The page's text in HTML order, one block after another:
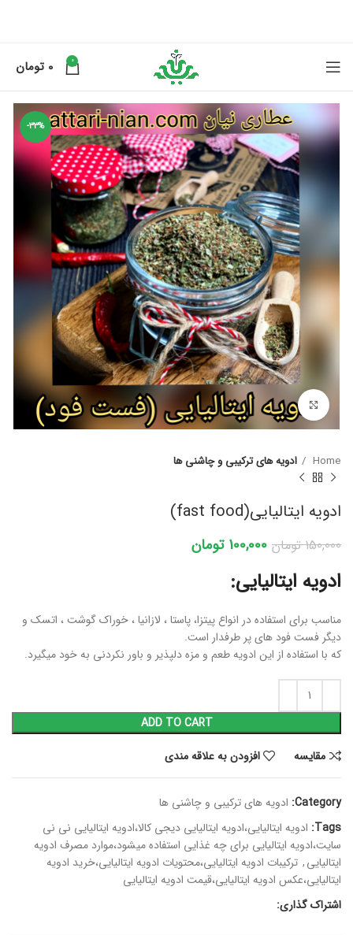
0
0 تومان
-33%
برای بزرگنمایی کلیک کنید
Home ادویه های ترکیبی و چاشنی ها
ادویه ایتالیایی(fast food)
150,000تومان 100,000 تومان
ادویه ایتالیایی:
مناسب برای استفاده در انواع پیتزا، پاستا ، لازانیا ، خوراک گوشت ، اتسک و
دیگر فست فود های پر طرفدار است.
که با استفاده از این ادویه طعم و مزه دلپذیر و باور نکردنی به خود میگیرد.
ADD TO CART
مقايسه
افزودن به علاقه مندی
Category: ادویه های ترکیبی و چاشنی ها
Tags: ادویه ایتالیایی،ادویه ایتالیایی دیجی کالا،ادویه ایتالیایی نی نی
سایت،ادویه ایتالیایی برای چه غذایی استفاده میشود،موارد مصرف ادویه
ایتالیایی, ترکیبات ادویه ایتالیایی،محتویات ادویه ایتالیایی،خرید ادویه
ایتالیایی،عکس ادویه ایتالیایی،قیمت ادویه ایتالیایی
اشتراک گذاری: